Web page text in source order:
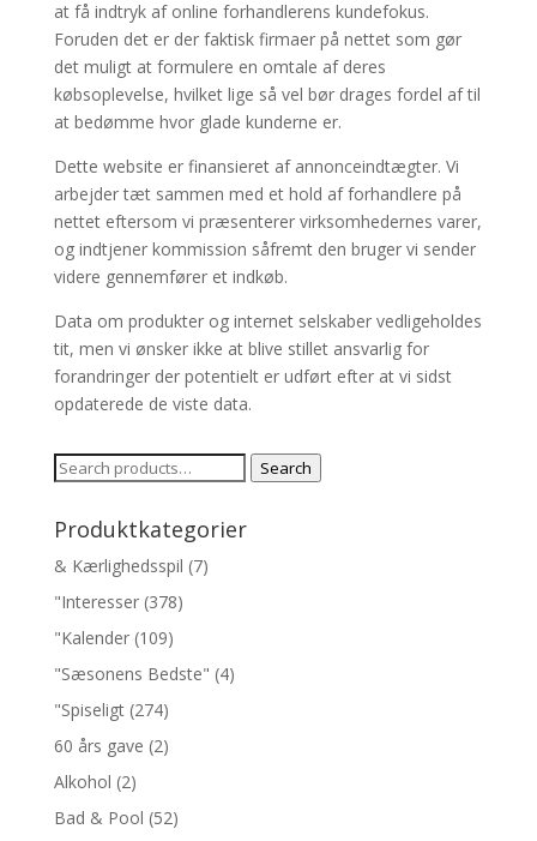
at få indtryk af online forhandlerens kundefokus.
Foruden det er der faktisk firmaer på nettet som gør
det muligt at formulere en omtale af deres
købsoplevelse, hvilket lige så vel bør drages fordel af til
at bedømme hvor glade kunderne er.
Dette website er finansieret af annonceindtægter. Vi
arbejder tæt sammen med et hold af forhandlere på
nettet eftersom vi præsenterer virksomhedernes varer,
og indtjener kommission såfremt den bruger vi sender
videre gennemfører et indkøb.
Data om produkter og internet selskaber vedligeholdes
tit, men vi ønsker ikke at blive stillet ansvarlig for
forandringer der potentielt er udført efter at vi sidst
opdaterede de viste data.
Search
Search
Produktkategorier
& Kærlighedsspil (7)
"Interesser (378)
"Kalender (109)
"Sæsonens Bedste" (4)
"Spiseligt (274)
60 års gave (2)
Alkohol (2)
Bad & Pool (52)